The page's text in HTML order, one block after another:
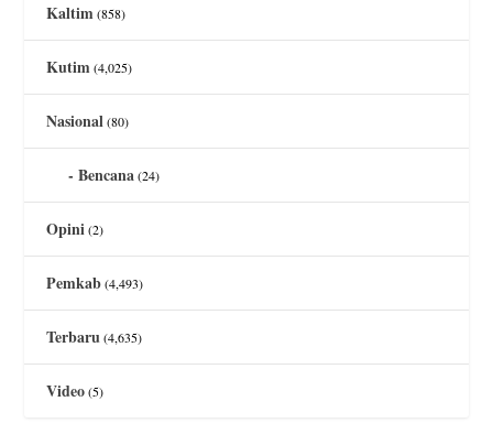
Kaltim(858)
Kutim(4,025)
Nasional(80)
Bencana(24)
Opini(2)
Pemkab(4,493)
Terbaru(4,635)
Video(5)